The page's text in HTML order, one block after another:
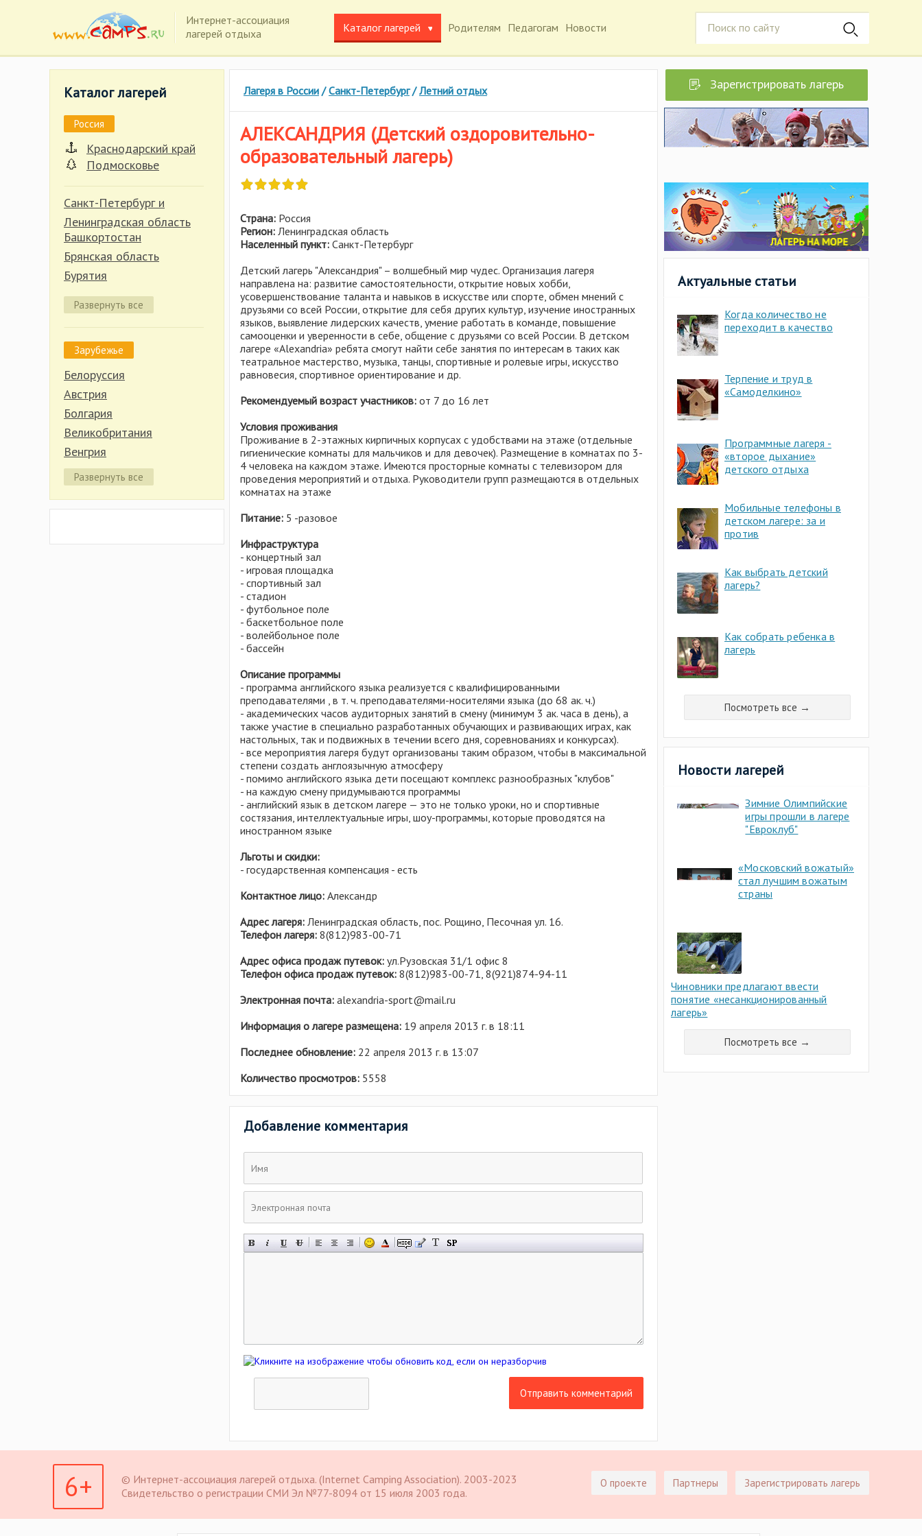
Интернет-ассоциация
лагерей отдыха
Каталог лагерей Родителям Педагогам Новости
Каталог лагерей
Россия
Краснодарский край
Подмосковье
Санкт-Петербург и
Ленинградская область
Башкортостан
Брянская область
Бурятия
Владимирская область
Волгоградская область
Вологодская область
Иркутская область
Калининградская область
Калужская область
Карелия
Кировская область
Костромская область
Красноярский край
Крым
Липецкая область
Нижегородская область
Развернуть все
Зарубежье
Белоруссия
Австрия
Болгария
Великобритания
Венгрия
Германия
Греция
Индонезия
Италия
Развернуть все
Лагеря в России /Санкт-Петербург/Летний отдых
АЛЕКСАНДРИЯ (Детский оздоровительно-
образовательный лагерь)
Страна: Россия
Регион: Ленинградская область
Населенный пункт: Санкт-Петербург
Детский лагерь "Александрия" – волшебный мир чудес. Организация лагеря
направлена на: развитие самостоятельности, открытие новых хобби,
усовершенствование таланта и навыков в искусстве или спорте, обмен мнений с
друзьями со всей России, открытие для себя других культур, изучение иностранных
языков, выявление лидерских качеств, умение работать в команде, повышение
самооценки и уверенности в себе, общение с друзьями со всей России. В детском
лагере «Alexandria» ребята смогут найти себе занятия по интересам в таких как
театральное мастерство, музыка, танцы, спортивные и ролевые игры, искусство
равновесия, спортивное ориентирование и др.
Рекомендуемый возраст участников: от 7 до 16 лет
Условия проживания
Проживание в 2-этажных кирпичных корпусах с удобствами на этаже (отдельные
гигиенические комнаты для мальчиков и для девочек). Размещение в комнатах по 3-
4 человека на каждом этаже. Имеются просторные комнаты с телевизором для
проведения мероприятий и отдыха. Руководители групп размещаются в отдельных
комнатах на этаже
Питание: 5 -разовое
Инфраструктура
- концертный зал
- игровая площадка
- спортивный зал
- стадион
- футбольное поле
- баскетбольное поле
- волейбольное поле
- бассейн
Описание программы
- программа английского языка реализуется с квалифицированными
преподавателями , в т. ч. преподавателями-носителями языка (до 68 ак. ч.)
- академических часов аудиторных занятий в смену (минимум 3 ак. часа в день), а
также участие в специально разработанных обучающих и развивающих играх, как
настольных, так и подвижных в течении всего дня, соревнованиях и конкурсах).
- все мероприятия лагеря будут организованы таким образом, чтобы в максимальной
степени создать англоязычную атмосферу
- помимо английского языка дети посещают комплекс разнообразных "клубов"
- на каждую смену придумываются программы
- английский язык в детском лагере — это не только уроки, но и спортивные
состязания, интеллектуальные игры, шоу-программы, которые проводятся на
иностранном языке
Льготы и скидки:
- государственная компенсация - есть
Контактное лицо: Александр
Адрес лагеря: Ленинградская область, пос. Рощино, Песочная ул. 16.
Телефон лагеря: 8(812)983-00-71
Адрес офиса продаж путевок: ул.Рузовская 31/1 офис 8
Телефон офиса продаж путевок: 8(812)983-00-71, 8(921)874-94-11
Электронная почта: alexandria-sport@mail.ru
Информация о лагере размещена: 19 апреля 2013 г. в 18:11
Последнее обновление: 22 апреля 2013 г. в 13:07
Количество просмотров: 5558
Добавление комментария
Отправить комментарий
Зарегистрировать лагерь
Актуальные статьи
Когда количество не
переходит в качество
Терпение и труд в
«Самоделкино»
Программные лагеря -
«второе дыхание»
детского отдыха
Мобильные телефоны в
детском лагере: за и
против
Как выбрать детский
лагерь?
Как собрать ребенка в
лагерь
Посмотреть все →
Новости лагерей
Зимние Олимпийские
игры прошли в лагере
"Евроклуб"
«Московский вожатый»
стал лучшим вожатым
страны
Чиновники предлагают ввести
понятие «несанкционированный
лагерь»
Посмотреть все →
6+
© Интернет-ассоциация лагерей отдыха. (Internet Camping Association). 2003-2023
Свидетельство о регистрации СМИ Эл №77-8094 от 15 июля 2003 года.
О проекте Партнеры Зарегистрировать лагерь